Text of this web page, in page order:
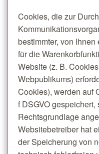
Cookies, die zur
bestimmter, von
für die
Website (z. B.
Webpublikums)
Cookies), werden auf
f DSGVO
Rechtsgrundlage
Websitebetreiber hat
der Speicherung von